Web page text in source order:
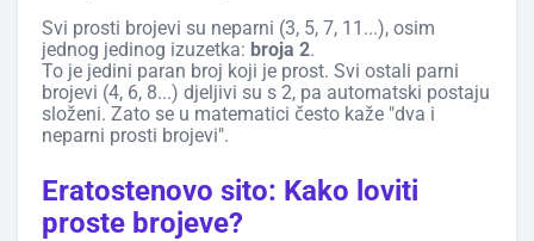
Svi prosti brojevi su neparni (3, 5, 7, 11...), osim
jednog jedinog izuzetka: broja 2.
To je jedini paran broj koji je prost. Svi ostali parni
brojevi (4, 6, 8...) djeljivi su s 2, pa automatski postaju
složeni. Zato se u matematici često kaže "dva i
neparni prosti brojevi".
Eratostenovo sito: Kako loviti
proste brojeve?